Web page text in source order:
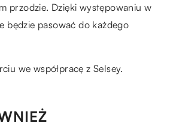
przodzie. Dzięki występowaniu w
będzie pasować do każdego
we współpracę z Selsey.